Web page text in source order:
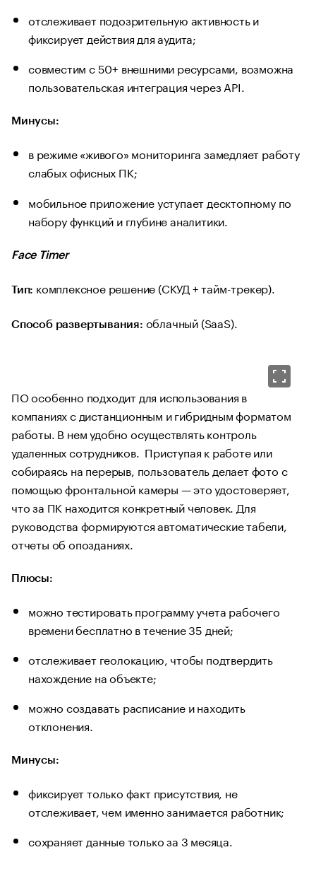
отслеживает подозрительную активность и
фиксирует действия для аудита;
совместим с 50+ внешними ресурсами, возможна
пользовательская интеграция через API.
Минусы:
в режиме «живого» мониторинга замедляет работу
слабых офисных ПК;
мобильное приложение уступает десктопному по
набору функций и глубине аналитики.
Face Timer
Тип: комплексное решение (СКУД + тайм-трекер).
Способ развертывания: облачный (SaaS).
ПО особенно подходит для использования в
компаниях с дистанционным и гибридным форматом
работы. В нем удобно осуществлять контроль
удаленных сотрудников. Приступая к работе или
собираясь на перерыв, пользователь делает фото с
помощью фронтальной камеры — это удостоверяет,
что за ПК находится конкретный человек. Для
руководства формируются автоматические табели,
отчеты об опозданиях.
Плюсы:
можно тестировать программу учета рабочего
времени бесплатно в течение 35 дней;
отслеживает геолокацию, чтобы подтвердить
нахождение на объекте;
можно создавать расписание и находить
отклонения.
Минусы:
фиксирует только факт присутствия, не
отслеживает, чем именно занимается работник;
сохраняет данные только за 3 месяца.